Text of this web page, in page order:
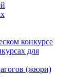
конкурсе
для
(жюри)